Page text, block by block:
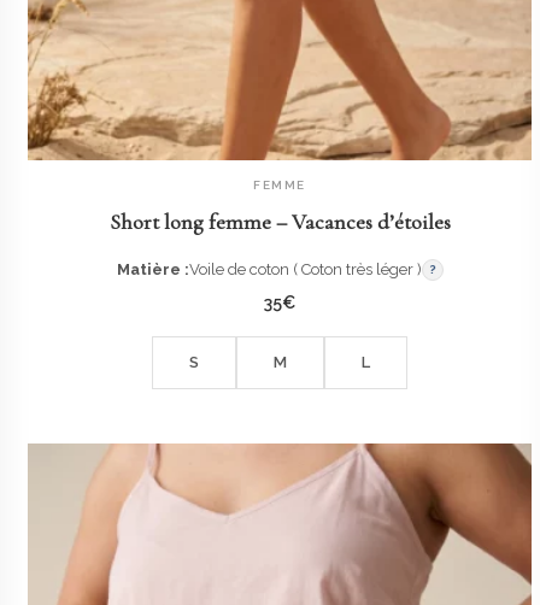
AJOUTER AU PANIER
FEMME
Short long femme – Vacances d’étoiles
Matière :Voile de coton ( Coton très léger ) ?
35€
S M L